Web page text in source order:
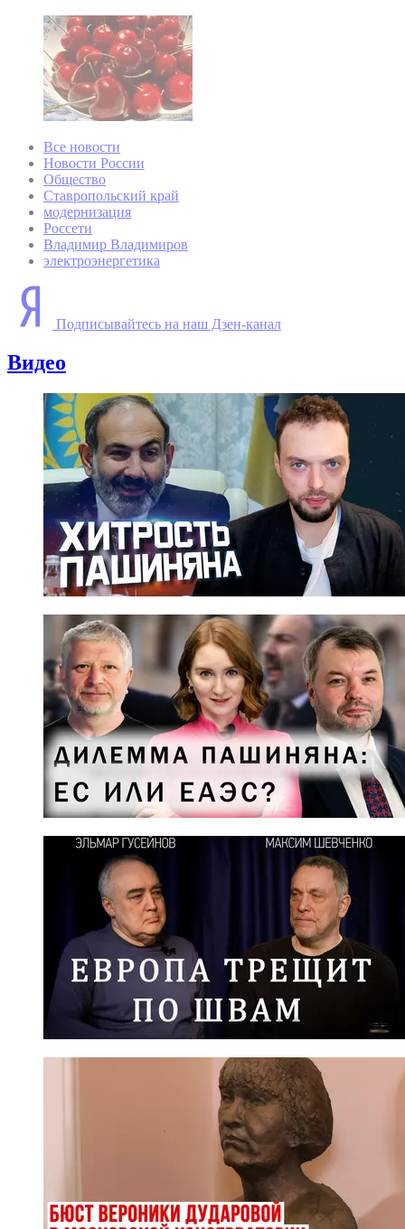
Все новости
Новости России
Общество
Ставропольский край
модернизация
Россети
Владимир Владимиров
электроэнергетика
Подписывайтесь на наш Дзен-канал
Видео